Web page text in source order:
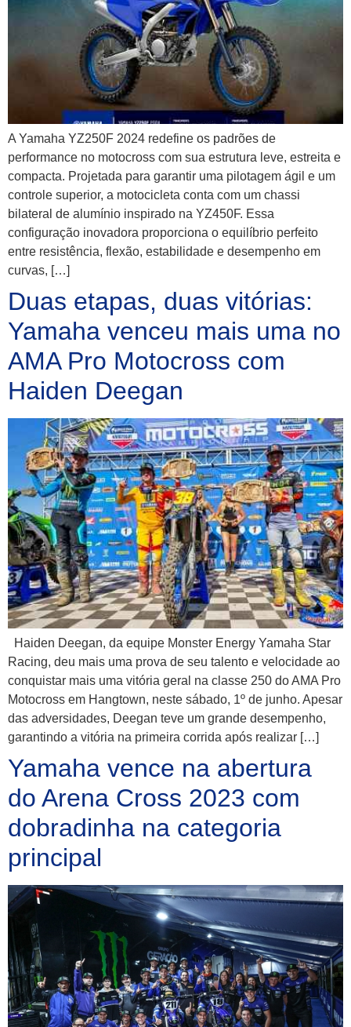
A Yamaha YZ250F 2024 redefine os padrões de
performance no motocross com sua estrutura leve, estreita e
compacta. Projetada para garantir uma pilotagem ágil e um
controle superior, a motocicleta conta com um chassi
bilateral de alumínio inspirado na YZ450F. Essa
configuração inovadora proporciona o equilíbrio perfeito
entre resistência, flexão, estabilidade e desempenho em
curvas, […]
Duas etapas, duas vitórias:
Yamaha venceu mais uma no
AMA Pro Motocross com
Haiden Deegan
Haiden Deegan, da equipe Monster Energy Yamaha Star
Racing, deu mais uma prova de seu talento e velocidade ao
conquistar mais uma vitória geral na classe 250 do AMA Pro
Motocross em Hangtown, neste sábado, 1º de junho. Apesar
das adversidades, Deegan teve um grande desempenho,
garantindo a vitória na primeira corrida após realizar […]
Yamaha vence na abertura
do Arena Cross 2023 com
dobradinha na categoria
principal